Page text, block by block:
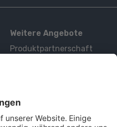
Weitere Angebote
Produktpartnerschaft
Für Interessenten
Bildungsangebot